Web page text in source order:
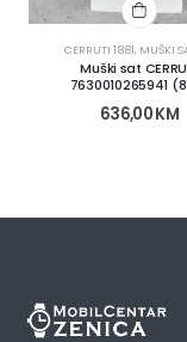
CERRUTI 1881, MUŠKI
Muški sat
7630010265941
636,00KM